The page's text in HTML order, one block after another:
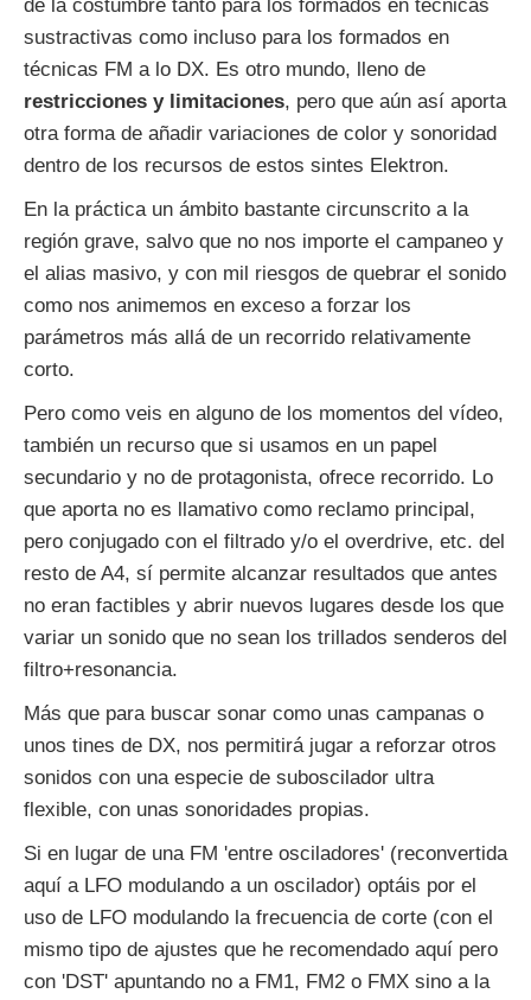
de la costumbre tanto para los formados en técnicas
sustractivas como incluso para los formados en
técnicas FM a lo DX. Es otro mundo, lleno de
restricciones y limitaciones, pero que aún así aporta
otra forma de añadir variaciones de color y sonoridad
dentro de los recursos de estos sintes Elektron.
En la práctica un ámbito bastante circunscrito a la
región grave, salvo que no nos importe el campaneo y
el alias masivo, y con mil riesgos de quebrar el sonido
como nos animemos en exceso a forzar los
parámetros más allá de un recorrido relativamente
corto.
Pero como veis en alguno de los momentos del vídeo,
también un recurso que si usamos en un papel
secundario y no de protagonista, ofrece recorrido. Lo
que aporta no es llamativo como reclamo principal,
pero conjugado con el filtrado y/o el overdrive, etc. del
resto de A4, sí permite alcanzar resultados que antes
no eran factibles y abrir nuevos lugares desde los que
variar un sonido que no sean los trillados senderos del
filtro+resonancia.
Más que para buscar sonar como unas campanas o
unos tines de DX, nos permitirá jugar a reforzar otros
sonidos con una especie de suboscilador ultra
flexible, con unas sonoridades propias.
Si en lugar de una FM 'entre osciladores' (reconvertida
aquí a LFO modulando a un oscilador) optáis por el
uso de LFO modulando la frecuencia de corte (con el
mismo tipo de ajustes que he recomendado aquí pero
con 'DST' apuntando no a FM1, FM2 o FMX sino a la